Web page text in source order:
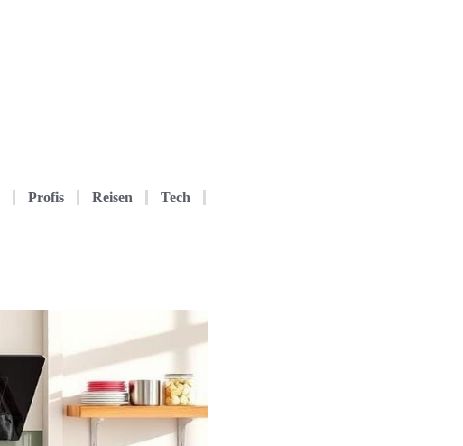
Profis Reisen Tech